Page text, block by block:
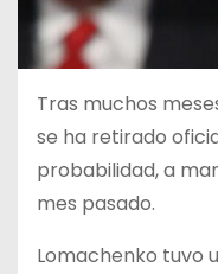
Tras muchos
se ha retirado
probabilidad, a
mes pasado.
Lomachenko tuvo